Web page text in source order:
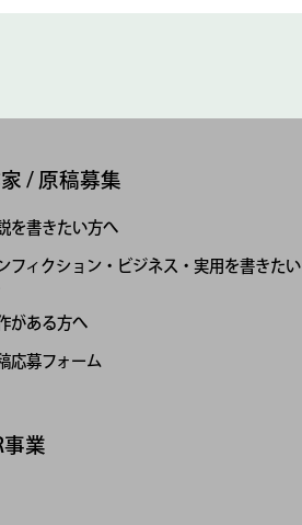
/ 原稿募集
を書きたい方へ
フィクション・ビジネス・実用を書きたい
がある方へ
応募フォーム
事業